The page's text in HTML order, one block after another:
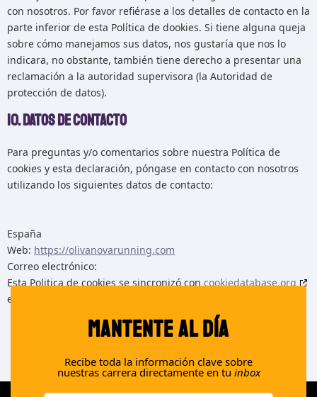
con nosotros. Por favor refiérase a los detalles de contacto en la
parte inferior de esta Política de dookies. Si tiene alguna queja
sobre cómo manejamos sus datos, nos gustaría que nos lo
indicara, no obstante, también tiene derecho a presentar una
reclamación a la autoridad supervisora (la Autoridad de
protección de datos).
10. Datos de contacto
Para preguntas y/o comentarios sobre nuestra Política de
cookies y esta declaración, póngase en contacto con nosotros
utilizando los siguientes datos de contacto:
España
Web: https://olivanovarunning.com
Correo electrónico:
Esta Politica de cookies se sincronizó concookiedatabase.org
el junio 2, 2026.
MANTENTE AL DÍA
Recibe toda la información clave sobre
nuestras carrera directamente en tu inbox